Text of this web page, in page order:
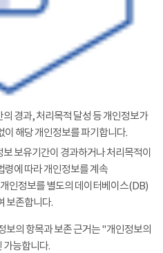
경과, 처리목적 달성 등 개인정보가
해당 개인정보를 파기합니다.
보유기간이 경과하거나 처리목적이
령에 따라 개인정보를 계속
인정보를 별도의 데이터베이스(DB)
보존합니다.
보의 항목과 보존 근거는 "개인정보의
가능합니다.